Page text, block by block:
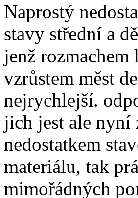
Naprostý
stavy střední a
jenž rozmachem
vzrůstem měst
nejrychlejší.
jich jest ale nyní
nedostatkem
materiálu, tak
mimořádných